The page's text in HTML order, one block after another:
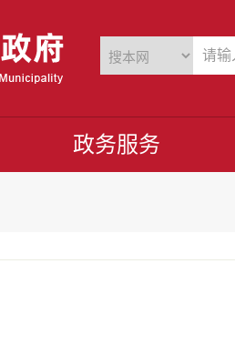
政务服务